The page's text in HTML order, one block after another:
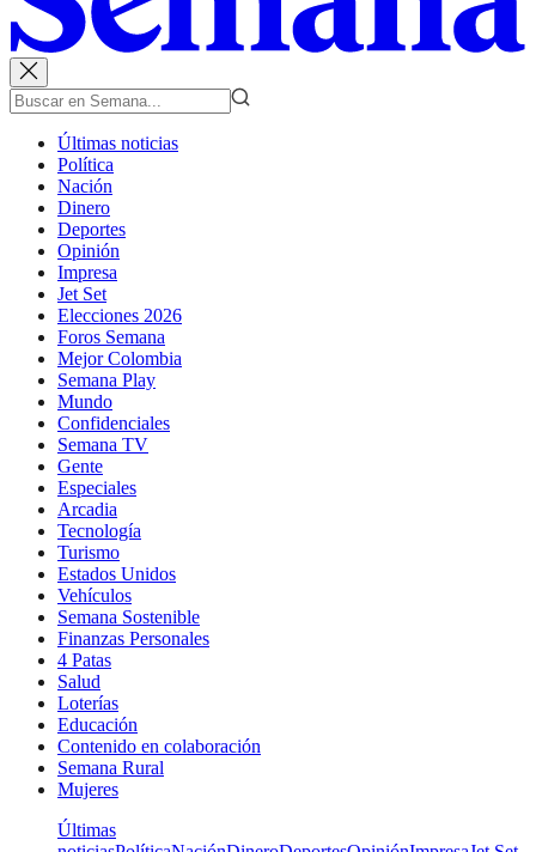
Últimas noticias
Política
Nación
Dinero
Deportes
Opinión
Impresa
Jet Set
Elecciones 2026
Foros Semana
Mejor Colombia
Semana Play
Mundo
Confidenciales
Semana TV
Gente
Especiales
Arcadia
Tecnología
Turismo
Estados Unidos
Vehículos
Semana Sostenible
Finanzas Personales
4 Patas
Salud
Loterías
Educación
Contenido en colaboración
Semana Rural
Mujeres
Últimas